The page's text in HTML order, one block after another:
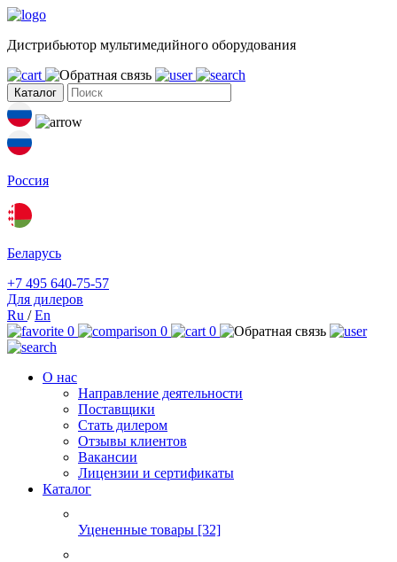
Дистрибьютор мультимедийного оборудования
Каталог
Россия
Беларусь
+7 495 640-75-57
Для дилеров
Ru /En
0
0 0
О нас
Направление деятельности
Поставщики
Стать дилером
Отзывы клиентов
Вакансии
Лицензии и сертификаты
Каталог
Уцененные товары [32]